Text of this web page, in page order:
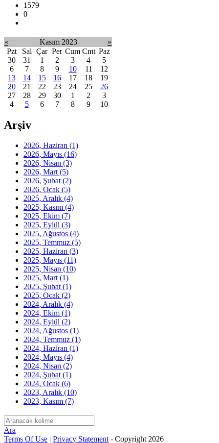
1579
0
« Kasım 2023
»
Pzt
Sal Çar Per Cum Cmt Paz
30
31 1 2 3 4
5
6
7 8 9 10 11
12
13
14 15 16 17 18
19
20
21 22 23 24 25
26
27
28 29 30 1 2
3
4
5 6 7 8 9 10
Arşiv
2026, Haziran (1)
2026, Mayıs (16)
2026, Nisan (3)
2026, Mart(5)
2026, Şubat(2)
2026, Ocak (5)
2025, Aralık (4)
2025, Kasım (4)
2025, Ekim (7)
2025, Eylül (3)
2025, Ağustos (4)
2025, Temmuz (5)
2025, Haziran (3)
2025, Mayıs (11)
2025, Nisan (10)
2025, Mart(1)
2025, Şubat(1)
2025, Ocak (2)
2024, Aralık (4)
2024, Ekim (1)
2024, Eylül (2)
2024, Ağustos (1)
2024, Temmuz (1)
2024, Haziran (1)
2024, Mayıs (4)
2024, Nisan (2)
2024, Şubat(1)
2024, Ocak (6)
2023, Aralık (10)
2023, Kasım (7)
Ara
Terms Of Use | Privacy Statement - Copyright 2026